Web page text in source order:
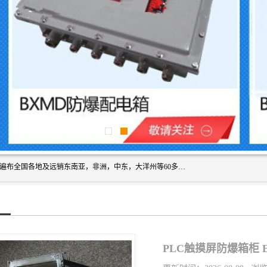
浙创防爆公司产品得到了 国内外广大用户的青眯，销售网络遍布全国各地及远销东南亚，非洲，中东，大洋州等60多个国家和地区，并初步建立起以中国大陆为总部的全球营销体系。 专业生产：防爆电气，BXMD系列防爆照明动力配电箱，BJX防爆接线箱，BKX防爆控制箱，防爆检修电源箱，防爆开关箱，不锈钢防爆箱，201/304/316不锈钢防爆配电箱系列， 防爆防腐系列，防爆防腐操作柱，防爆防腐控制箱 浙创防爆
PLC触摸屏防爆箱柜